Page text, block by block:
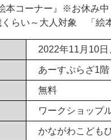
本コーナー』※お休み中
らい～大人対象 「絵本
2022年11月10
あーすぷらざ1
無料
ワークショップ
かながわこども